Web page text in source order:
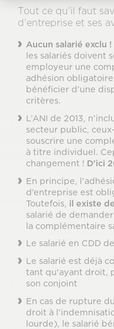
Tout ce qu’il faut
d’entreprise et ses
Aucun salarié exclu !
les salariés doivent
employeur une
adhésion
bénéficier d’une
critères.
L’ANI de 2013,
secteur public,
souscrire une
à titre individuel.
changement ! D’ici
En principe,
d’entreprise est
Toutefois, il existe
salarié de
la complémentaire
Le salarié en CDD
Le salarié est déjà
tant qu'ayant droit,
son conjoint
En cas de rupture
droit à
lourde), le salarié